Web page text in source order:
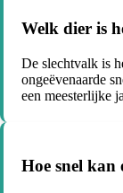
Welk dier is
De slechtvalk is
ongeëvenaarde
een meesterlijke
Hoe snel kan